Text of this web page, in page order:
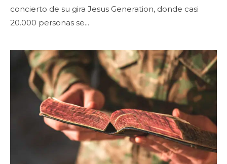
concierto de su gira Jesus Generation, donde casi
20.000 personas se...